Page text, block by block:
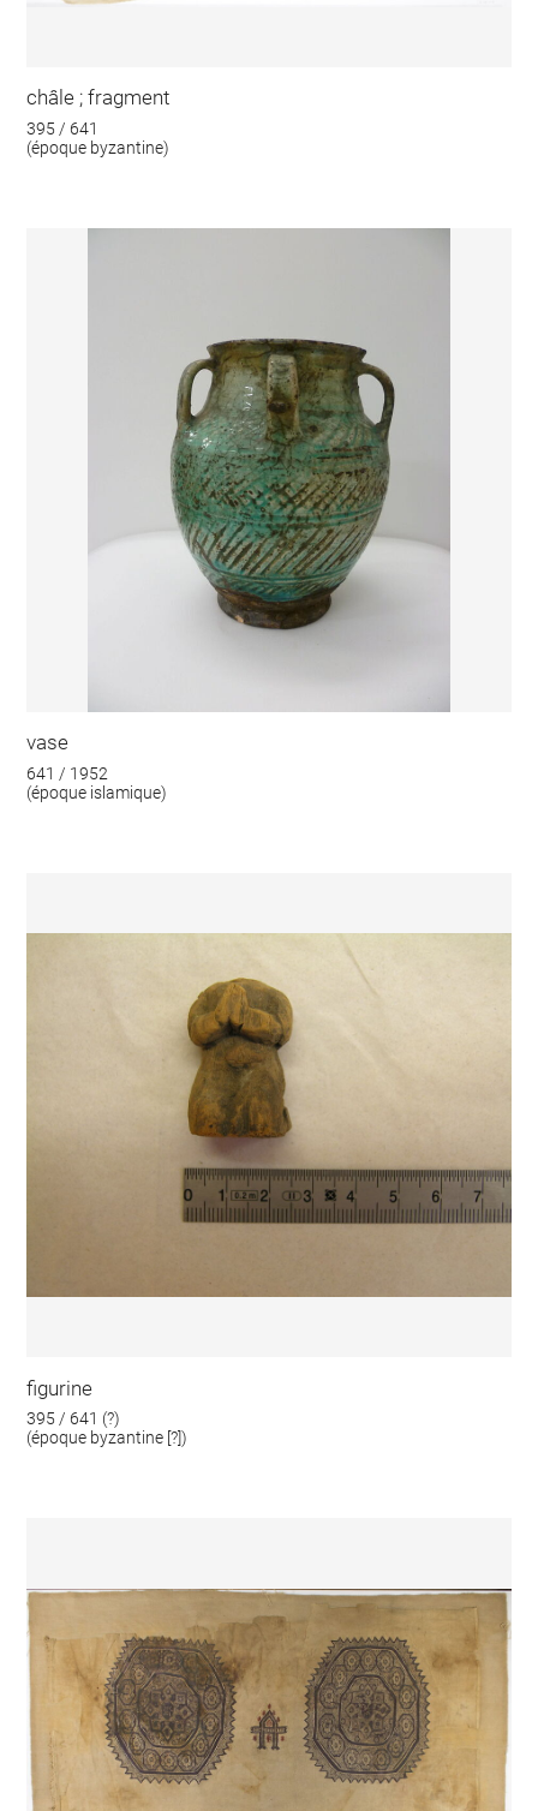
châle ; fragment
395 / 641
(époque byzantine)
vase
641 / 1952
(époque islamique)
figurine
395 / 641 (?)
(époque byzantine [?])